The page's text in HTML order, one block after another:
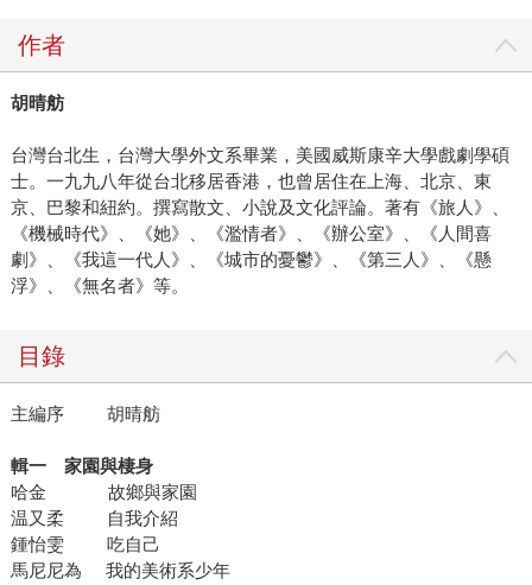
作者
胡晴舫
台灣台北生，台灣大學外文系畢業，美國威斯康辛大學戲劇學碩
士。一九九八年從台北移居香港，也曾居住在上海、北京、東
京、巴黎和紐約。撰寫散文、小說及文化評論。著有《旅人》、
《機械時代》、《她》、《濫情者》、《辦公室》、《人間喜
劇》、《我這一代人》、《城市的憂鬱》、《第三人》、《懸
浮》、《無名者》等。
目錄
主編序 胡晴舫
輯一 家園與棲身
哈金 故鄉與家園
温又柔 自我介紹
鍾怡雯 吃自己
馬尼尼為 我的美術系少年